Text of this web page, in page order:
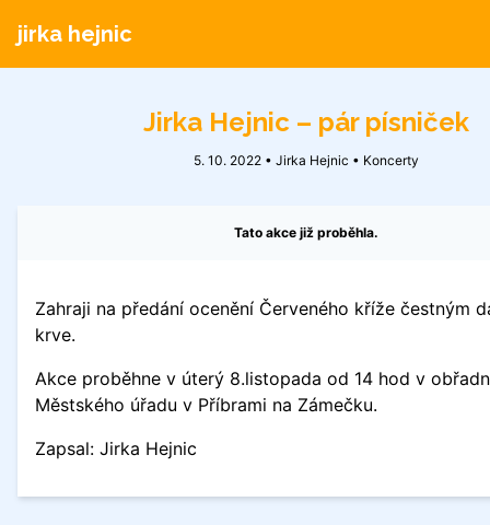
jirka hejnic
Jirka Hejnic – pár písniček
5. 10. 2022 • Jirka Hejnic • Koncerty
Tato akce již proběhla.
Zahraji na předání ocenění Červeného kříže čestným
krve.
Akce proběhne v úterý 8.listopada od 14 hod v
Městského úřadu v Příbrami na Zámečku.
Zapsal: Jirka Hejnic